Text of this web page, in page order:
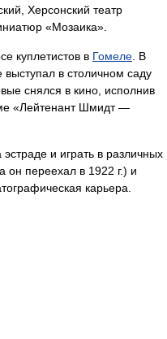
Херсонский театр
«Мозаика».
куплетистов в Гомеле . В
выступал в столичном саду
снялся в кино, исполнив
«Лейтенант Шмидт —
и играть в различных
он переехал в 1922 г.) и
карьера.